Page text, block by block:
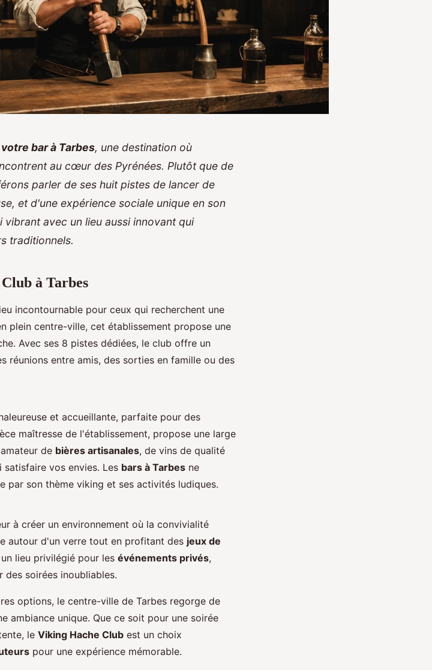
votre bar à Tarbes, une destination où
au cœur des Pyrénées. Plutôt que de
parler de ses huit pistes de lancer de
et d'une expérience sociale unique en son
vibrant avec un lieu aussi innovant qui
traditionnels.
à Tarbes
incontournable pour ceux qui recherchent une
plein centre-ville, cet établissement propose une
Avec ses 8 pistes dédiées, le club offre un
réunions entre amis, des sorties en famille ou des
et accueillante, parfaite pour des
maîtresse de l'établissement, propose une large
de bières artisanales, de vins de qualité
vos envies. Les bars à Tarbes ne
par son thème viking et ses activités ludiques.
à créer un environnement où la convivialité
autour d'un verre tout en profitant des jeux de
lieu privilégié pour les événements privés,
soirées inoubliables.
options, le centre-ville de Tarbes regorge de
ambiance unique. Que ce soit pour une soirée
le Viking Hache Club est un choix
pour une expérience mémorable.